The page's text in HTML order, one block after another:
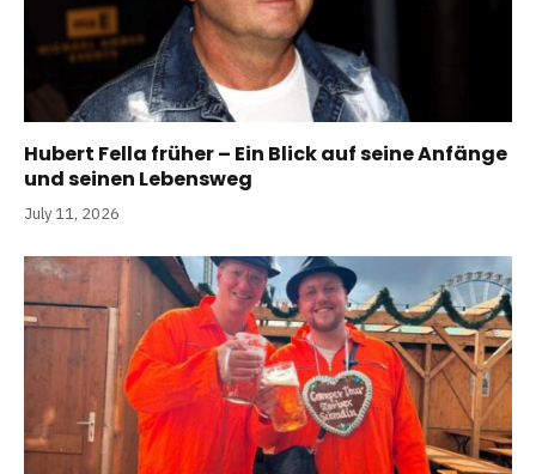
Hubert Fella früher – Ein Blick auf seine Anfänge
und seinen Lebensweg
July 11, 2026